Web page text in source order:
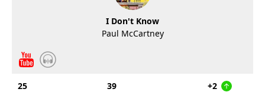
I Don't Know
Paul McCartney
25 39 +2